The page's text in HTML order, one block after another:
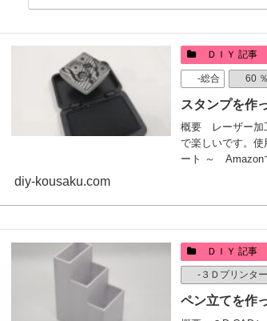
ＤＩＹ 記事
-総合 60 ％
スタンプを作
概要 レーザー加
で楽しいです。
ート ～ Amazon
diy-kousaku.com
ＤＩＹ 記事
-３Ｄプリンター
ペン立てを作